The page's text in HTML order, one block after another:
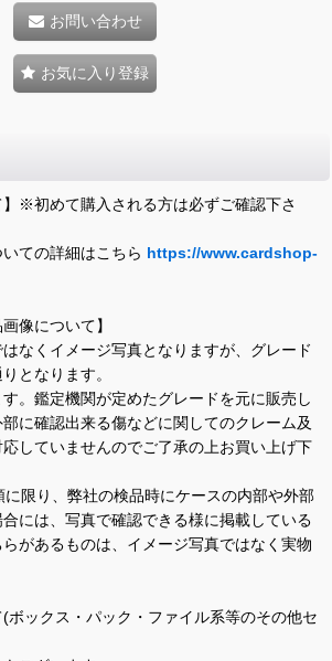
お問い合わせ
お気に入り登録
】※初めて購入される方は必ずご確認下さ
ての詳細はこちら https://www.cardshop-
像について】
なくイメージ写真となりますが、グレード
となります。
。鑑定機関が定めたグレードを元に販売し
に確認出来る傷などに関してのクレーム及
していませんのでご了承の上お買い上げ下
限り、弊社の検品時にケースの内部や外部
には、写真で確認できる様に掲載している
があるものは、イメージ写真ではなく実物
(ボックス・パック・ファイル系等のその他セ